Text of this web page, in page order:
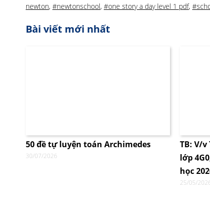
newton, #newtonschool, #one story a day level 1 pdf,
Bài viết mới nhất
50 đề tự luyện toán Archimedes
30/07/2026
TB: V/
lớp
học
25/05/